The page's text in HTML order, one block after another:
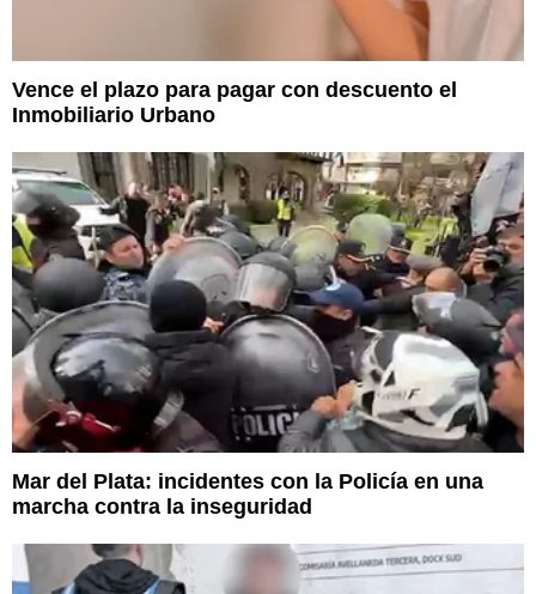
Vence el plazo para pagar con descuento el
Inmobiliario Urbano
Mar del Plata: incidentes con la Policía en una
marcha contra la inseguridad